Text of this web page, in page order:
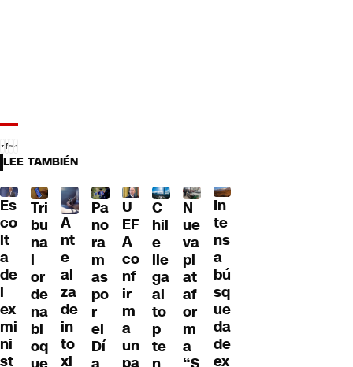
LEE TAMBIÉN
Es
co
lt
a
de
l
ex
mi
ni
st
Tri
bu
na
l
or
de
na
bl
oq
A
nt
e
al
za
de
in
to
xi
Pa
no
ra
m
as
po
r
el
Dí
U
EF
A
co
nf
ir
m
a
un
pa
C
hil
e
lle
ga
al
to
p
te
N
ue
va
pl
at
af
or
m
a
In
te
ns
a
bú
sq
ue
da
de
ex